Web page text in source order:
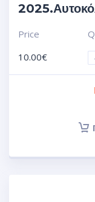
Price
10.00€